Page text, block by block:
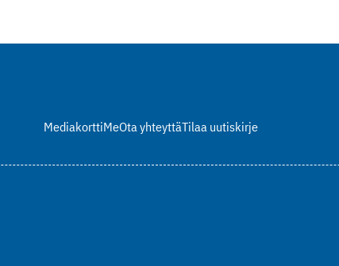
MediakorttiMeOta yhteyttäTilaa uutiskirje